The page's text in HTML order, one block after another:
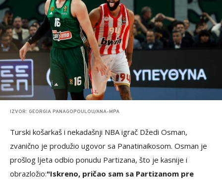
IZVOR: GEORGIA PANAGOPOULOU/ANA-MPA
Turski košarkaš i nekadašnji NBA igrač Džedi Osman,
zvanično je produžio ugovor sa Panatinaikosom. Osman je
prošlog ljeta odbio ponudu Partizana, što je kasnije i
obrazložio:"Iskreno, pričao sam sa Partizanom pre